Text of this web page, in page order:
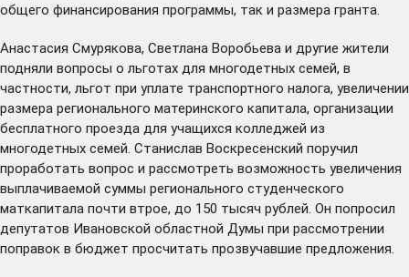
общего финансирования программы, так и размера гранта.
Анастасия Смурякова, Светлана Воробьева и другие жители
подняли вопросы о льготах для многодетных семей, в
частности, льгот при уплате транспортного налога, увеличении
размера регионального материнского капитала, организации
бесплатного проезда для учащихся колледжей из
многодетных семей. Станислав Воскресенский поручил
проработать вопрос и рассмотреть возможность увеличения
выплачиваемой суммы регионального студенческого
маткапитала почти втрое, до 150 тысяч рублей. Он попросил
депутатов Ивановской областной Думы при рассмотрении
поправок в бюджет просчитать прозвучавшие предложения.